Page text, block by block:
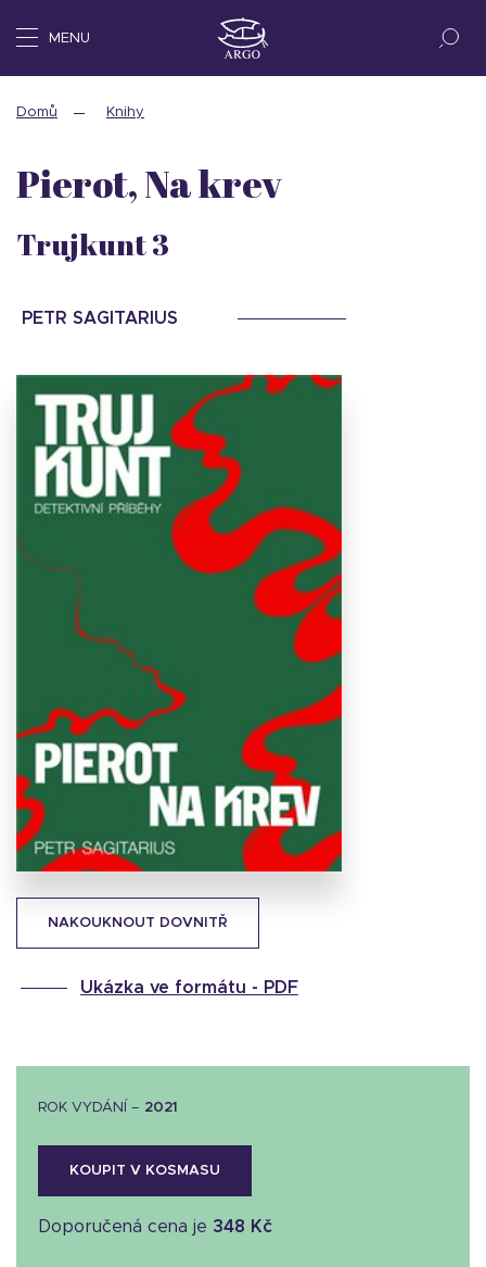
MENU
Domů Knihy
NAKOUKNOUT DOVNITŘ
Ukázka ve formátu - PDF
Pierot, Na krev
Trujkunt 3
PETR SAGITARIUS
ROK VYDÁNÍ – 2021
KOUPIT V KOSMASU
Doporučená cena je 348 Kč